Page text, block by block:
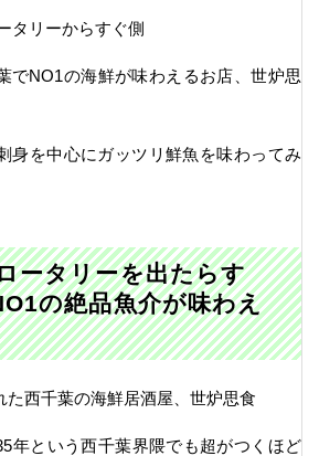
タリーからすぐ側
でNO1の海鮮が味わえるお店、世炉思
身を中心にガッツリ鮮魚を味わってみ
ータリーを出たらす
の絶品魚介が味わえ
た西千葉の海鮮居酒屋、世炉思食
年という西千葉界隈でも超がつくほど